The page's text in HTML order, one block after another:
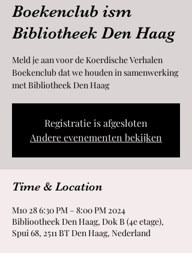
Boekenclub ism
Bibliotheek Den Haag
Meld je aan voor de Koerdische Verhalen
Boekenclub dat we houden in samenwerking
met Bibliotheek Den Haag
Registratie is afgesloten
Andere evenementen bekijken
Time & Location
2024 M10 28 6:30 PM – 8:00 PM
Bibliootheek Den Haag, Dok B (4e etage),
Spui 68, 2511 BT Den Haag, Nederland